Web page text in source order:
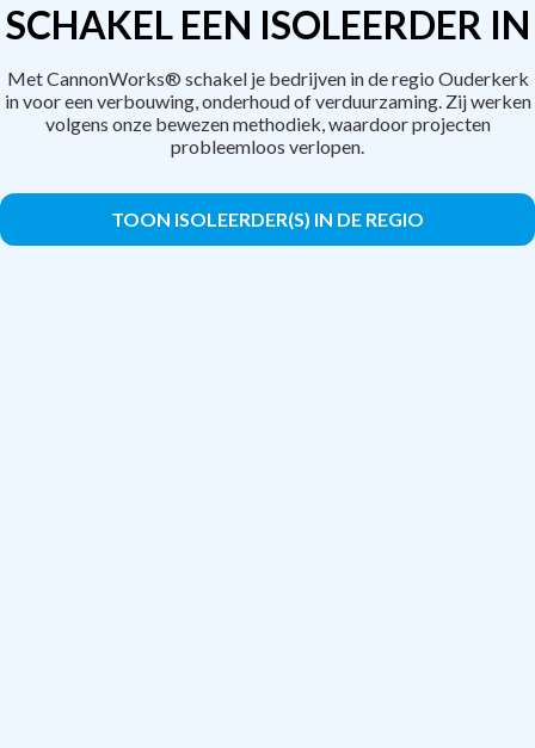
SCHAKEL EEN ISOLEERDER IN
Met CannonWorks® schakel je bedrijven in de regio Ouderkerk
in voor een verbouwing, onderhoud of verduurzaming. Zij werken
volgens onze bewezen methodiek, waardoor projecten
probleemloos verlopen.
TOON ISOLEERDER(S) IN DE REGIO